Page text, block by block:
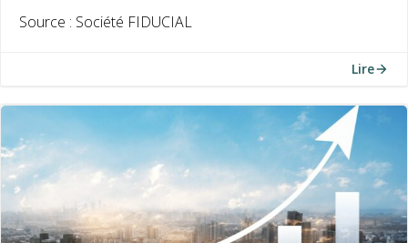
Source : Société FIDUCIAL
Lire